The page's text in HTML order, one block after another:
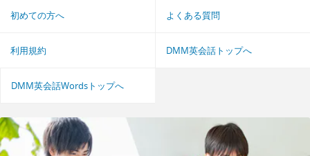
初めての方へ よくある質問
利用規約 DMM英会話トップへ
DMM英会話Wordsトップへ